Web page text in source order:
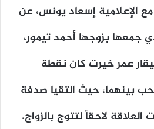
الإعلامية إسعاد يونس، عن
جمعها بزوجها أحمد تيمور،
عمر خيرت كان نقطة
بينهما، حيث التقيا صدفة
لاحقاً لتتوج بالزواج.